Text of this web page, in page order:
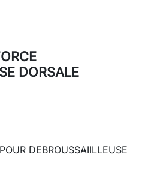
DORSALE
DEBROUSSAIILLEUSE